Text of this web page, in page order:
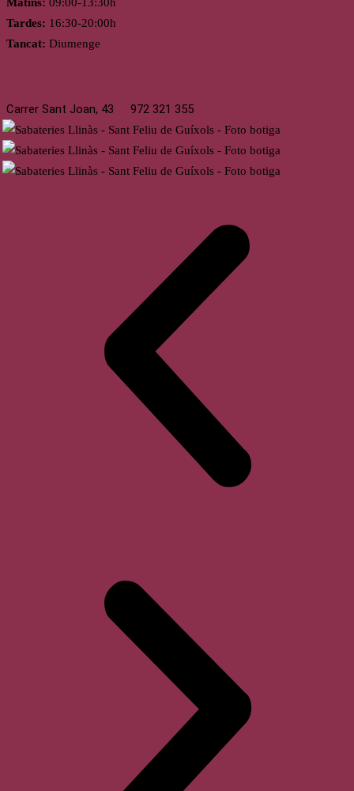
Tardes: 16:30-20:00h
Tancat: Diumenge
Carrer Sant Joan, 43 972 321 355